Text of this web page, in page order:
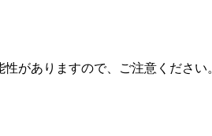
がありますので、ご注意ください。